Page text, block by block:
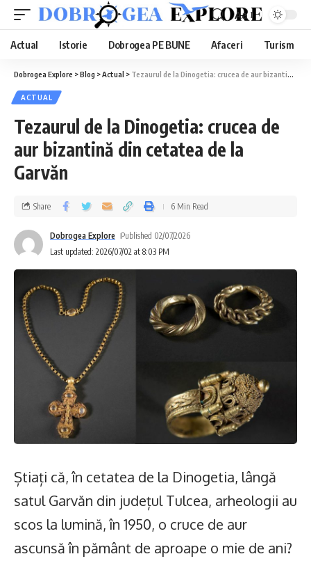
Aa
Actual Istorie Dobrogea PE BUNE Afaceri Turism
Dobrogea Explore >Blog >Actual > Tezaurul de la Dinogetia: crucea de aur bizantină din cetatea de la Garvăn
ACTUAL
Tezaurul de la Dinogetia: crucea de
aur bizantină din cetatea de la
Garvăn
Last updated: 2026/07/02 at 8:03 PM
Dobrogea Explore Published 02/07/2026
Share 6 Min Read
Știați că, în cetatea de la Dinogetia, lângă
satul Garvăn din județul Tulcea, arheologii au
scos la lumină, în 1950, o cruce de aur
ascunsă în pământ de aproape o mie de ani?